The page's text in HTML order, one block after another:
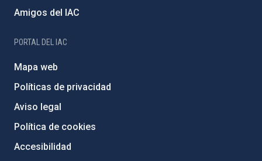
Amigos del IAC
PORTAL DEL IAC
Mapa web
Políticas de privacidad
Aviso legal
Política de cookies
Accesibilidad